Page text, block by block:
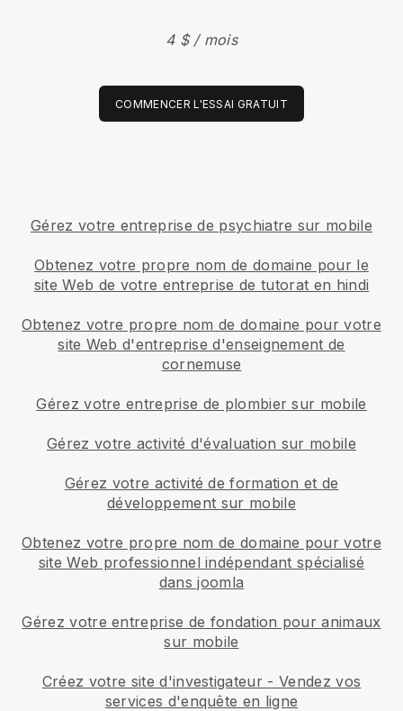
4 $ / mois
COMMENCER L'ESSAI GRATUIT
Gérez votre entreprise de psychiatre sur mobile
Obtenez votre propre nom de domaine pour le
site Web de votre entreprise de tutorat en hindi
Obtenez votre propre nom de domaine pour votre
site Web d'entreprise d'enseignement de
cornemuse
Gérez votre entreprise de plombier sur mobile
Gérez votre activité d'évaluation sur mobile
Gérez votre activité de formation et de
développement sur mobile
Obtenez votre propre nom de domaine pour votre
site Web professionnel indépendant spécialisé
dans joomla
Gérez votre entreprise de fondation pour animaux
sur mobile
Créez votre site d'investigateur - Vendez vos
services d'enquête en ligne